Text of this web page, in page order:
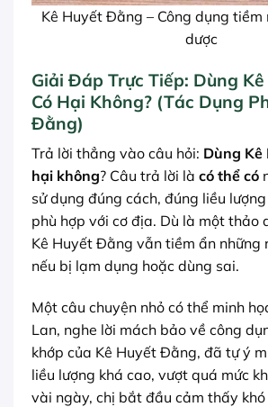
Kê Huyết Đằng – Công dụng
dược
Giải Đáp Trực Tiếp: Dùng
Có Hại Không? (Tác Dụng
Đằng)
Trả lời thẳng vào câu hỏi: Dùng
hại không? Câu trả lời là có thể có
sử dụng đúng cách, đúng liều
phù hợp với cơ địa. Dù là một thảo
Kê Huyết Đằng vẫn tiềm ẩn những
nếu bị lạm dụng hoặc dùng sai.
Một câu chuyện nhỏ có thể minh
Lan, nghe lời mách bảo về công
khớp của Kê Huyết Đằng, đã tự ý
liều lượng khá cao, vượt quá mức
vài ngày, chị bắt đầu cảm thấy